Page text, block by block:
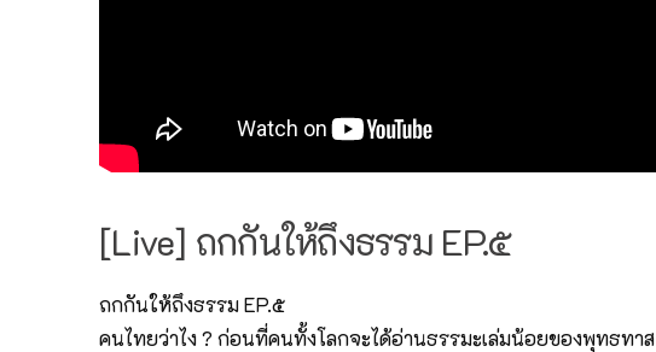
[Live] ถกกันให้ถึงธรรม EP.๕
ถกกันให้ถึงธรรม EP.๕
คนไทยว่าไง ? ก่อนที่คนทั้งโลกจะได้อ่านธรรมะเล่มน้อยของพุทธทาส